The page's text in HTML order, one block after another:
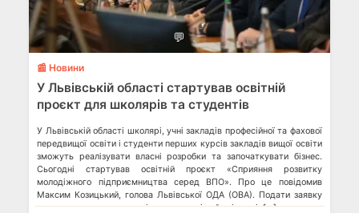
💬
📰 Новини
У Львівській області стартував освітній
проєкт для школярів та студентів
​​У Львівській області школярі, учні закладів професійної та фахової
передвищої освіти і студенти перших курсів закладів вищої освіти
зможуть реалізувати власні розробки та започаткувати бізнес.
Сьогодні стартував освітній проєкт «Сприяння розвитку
молодіжного підприємництва серед ВПО». Про це повідомив
Максим Козицький, голова Львівської ОДА (ОВА). Подати заявку
можуть не лише вимушені переселенці, а й всі охочі. […]